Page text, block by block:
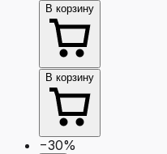
В корзину
В корзину
−30%